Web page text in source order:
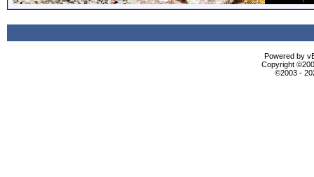
Powered by
Copyright
©2003 -